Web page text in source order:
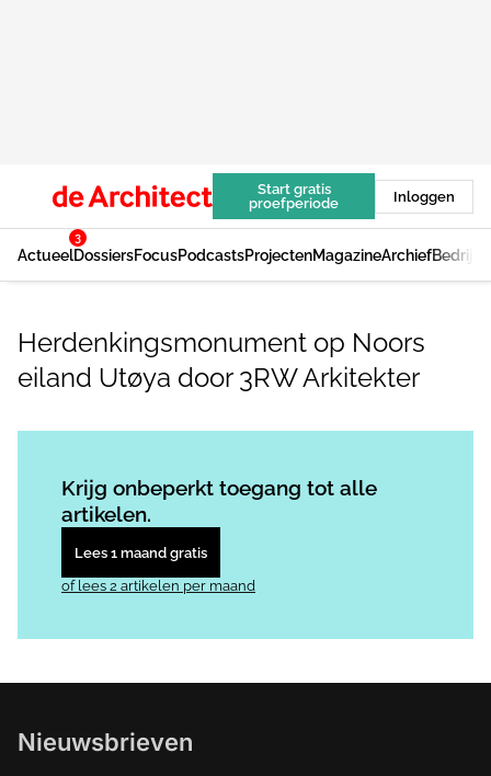
Start gratis
proefperiode
Inloggen
Actueel
3
DossiersFocusPodcastsProjectenMagazineArchief
Herdenkingsmonument op Noors
eiland Utøya door 3RW Arkitekter
Krijg onbeperkt toegang tot alle
artikelen.
Lees 1 maand gratis
of lees 2 artikelen per maand
Nieuwsbrieven